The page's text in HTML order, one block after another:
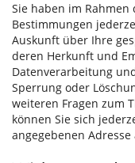
Sie haben im
Bestimmungen
Auskunft über Ihre
deren Herkunft und
Datenverarbeitung
Sperrung oder
weiteren Fragen zum
können Sie sich
angegebenen